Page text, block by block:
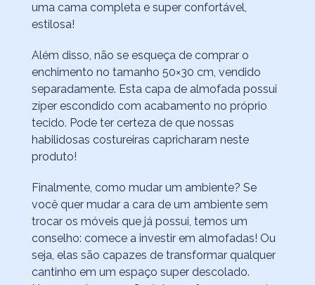
uma cama completa e super confortável,
estilosa!
Além disso, não se esqueça de comprar o
enchimento no tamanho 50×30 cm, vendido
separadamente. Esta capa de almofada possui
zíper escondido com acabamento no próprio
tecido. Pode ter certeza de que nossas
habilidosas costureiras capricharam neste
produto!
Finalmente, como mudar um ambiente? Se
você quer mudar a cara de um ambiente sem
trocar os móveis que já possui, temos um
conselho: comece a investir em almofadas! Ou
seja, elas são capazes de transformar qualquer
cantinho em um espaço super descolado.